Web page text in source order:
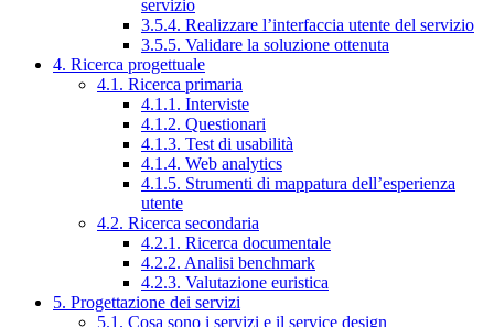
servizio
3.5.4. Realizzare l’interfaccia utente del servizio
3.5.5. Validare la soluzione ottenuta
4. Ricerca progettuale
4.1. Ricerca primaria
4.1.1. Interviste
4.1.2. Questionari
4.1.3. Test di usabilità
4.1.4. Web analytics
4.1.5. Strumenti di mappatura dell’esperienza
utente
4.2. Ricerca secondaria
4.2.1. Ricerca documentale
4.2.2. Analisi benchmark
4.2.3. Valutazione euristica
5. Progettazione dei servizi
5.1. Cosa sono i servizi e il service design